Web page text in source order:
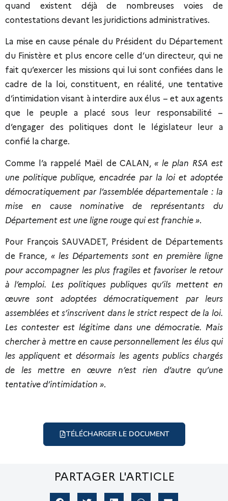
quand existent déjà de nombreuses voies de
contestations devant les juridictions administratives.
La mise en cause pénale du Président du Département
du Finistère et plus encore celle d’un directeur, qui ne
fait qu’exercer les missions qui lui sont confiées dans le
cadre de la loi, constituent, en réalité, une tentative
d’intimidation visant à interdire aux élus – et aux agents
que le peuple a placé sous leur responsabilité –
d’engager des politiques dont le législateur leur a
confié la charge.
Comme l’a rappelé Maël de CALAN,« le plan RSA est
une politique publique, encadrée par la loi et adoptée
démocratiquement par l’assemblée départementale : la
mise en cause nominative de représentants du
Département est une ligne rouge qui est franchie ».
Pour François SAUVADET, Président de Départements
de France, « les Départements sont en première ligne
pour accompagner les plus fragiles et favoriser le retour
à l’emploi. Les politiques publiques qu’ils mettent en
œuvre sont adoptées démocratiquement par leurs
assemblées et s’inscrivent dans le strict respect de la loi.
Les contester est légitime dans une démocratie. Mais
chercher à mettre en cause personnellement les élus qui
les appliquent et désormais les agents publics chargés
de les mettre en œuvre n’est rien d’autre qu’une
tentative d’intimidation ».
TÉLÉCHARGER LE DOCUMENT
PARTAGER L'ARTICLE